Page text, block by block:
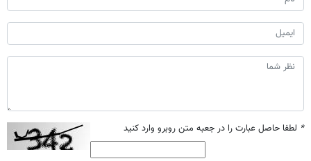
* لطفا حاصل عبارت را در جعبه متن روبرو وارد کنید